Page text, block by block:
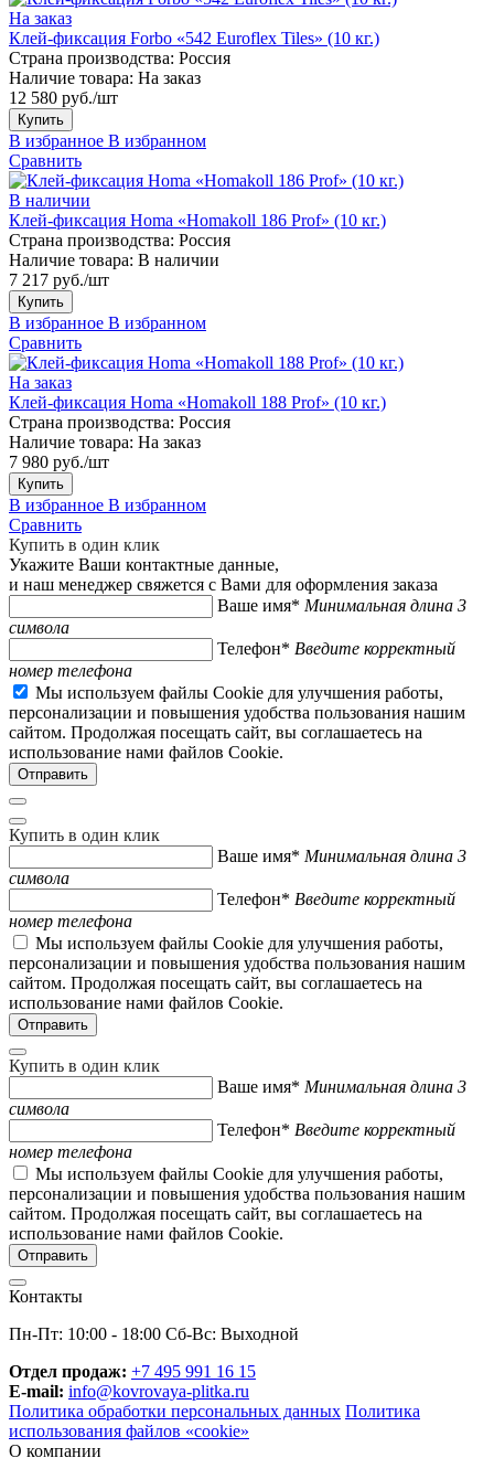
На заказ
Клей-фиксация Forbo «542 Euroflex Tiles» (10 кг.)
Страна производства: Россия
Наличие товара: На заказ
12 580 руб./шт
Купить
В избранное В избранном
Сравнить
В наличии
Клей-фиксация Homa «Homakoll 186 Prof» (10 кг.)
Страна производства: Россия
Наличие товара: В наличии
7 217 руб./шт
Купить
В избранное В избранном
Сравнить
На заказ
Клей-фиксация Homa «Homakoll 188 Prof» (10 кг.)
Страна производства: Россия
Наличие товара: На заказ
7 980 руб./шт
Купить
В избранное В избранном
Сравнить
Купить в один клик
Укажите Ваши контактные данные,
и наш менеджер свяжется с Вами для оформления заказа
Ваше имя* Минимальная длина 3
символа
Телефон* Введите корректный
номер телефона
Мы используем файлы Cookie для улучшения работы,
персонализации и повышения удобства пользования нашим
сайтом. Продолжая посещать сайт, вы соглашаетесь на
использование нами файлов Cookie.
Купить в один клик
Ваше имя* Минимальная длина 3
символа
Телефон* Введите корректный
номер телефона
Мы используем файлы Cookie для улучшения работы,
персонализации и повышения удобства пользования нашим
сайтом. Продолжая посещать сайт, вы соглашаетесь на
использование нами файлов Cookie.
Купить в один клик
Ваше имя* Минимальная длина 3
символа
Телефон* Введите корректный
номер телефона
Мы используем файлы Cookie для улучшения работы,
персонализации и повышения удобства пользования нашим
сайтом. Продолжая посещать сайт, вы соглашаетесь на
использование нами файлов Cookie.
Контакты
Пн-Пт: 10:00 - 18:00 Сб-Вс: Выходной
Отдел продаж: +7 495 991 16 15
E-mail: info@kovrovaya-plitka.ru
Политика обработки персональных данных Политика
использования файлов «cookie»
О компании